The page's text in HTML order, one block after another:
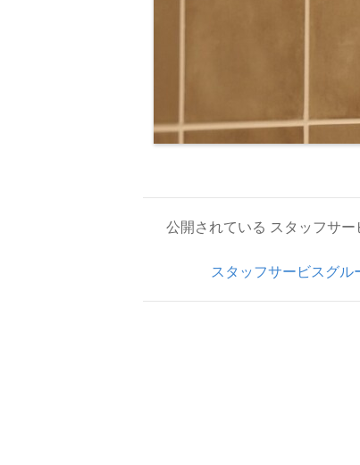
公開されている スタッフサ
スタッフサービスグ